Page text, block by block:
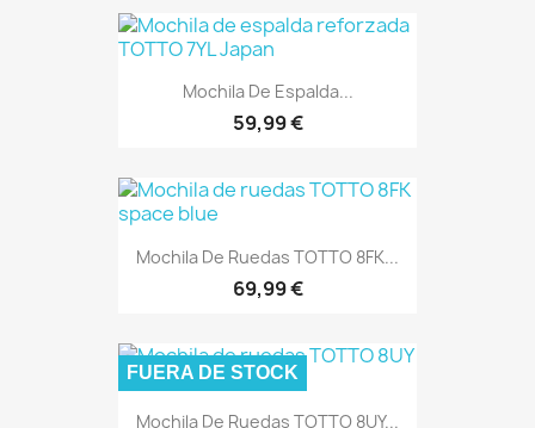
Mochila De Espalda...
59,99 €
Mochila De Ruedas TOTTO 8FK...
69,99 €
Mochila De Ruedas TOTTO 8UY...
FUERA DE STOCK